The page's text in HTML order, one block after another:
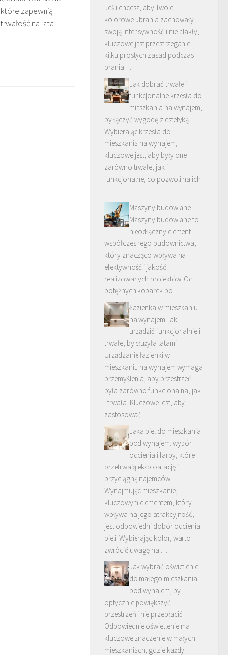
zapewnią
na lata
Jeśli chcesz, aby Twoje
kolorowe ubrania zachowały
swoją intensywność i nie blakły,
kluczowe jest przestrzeganie
kilku prostych zasad podczas
prania. …
Jak dobrać trwałe i
funkcjonalne krzesła do
mieszkania na wynajem,
by łączyć wygodę z estetyką
Wybierając krzesła do
mieszkania na wynajem,
kluczowe jest, aby były one
zarówno trwałe, jak i
funkcjonalne, co pozwoli na ich
…
Maszyny budowlane
Maszyny budowlane to
nieodłączny element
współczesnego budownictwa,
który znacząco wpływa na
efektywność i jakość
realizowanych projektów. Od
potężnych koparek po …
Łazienka w mieszkaniu
na wynajem: jak
urządzić funkcjonalnie i
trwałe, by służyła latami
Urządzanie łazienki w
mieszkaniu na wynajem wymaga
przemyślenia, aby przestrzeń
była zarówno funkcjonalna, jak
i trwała. Kluczowe jest, aby
zastosować …
Jaka biel do mieszkania
pod wynajem: wybór
odcienia i farby, które
przetrwają eksploatację i
przyciągną najemców
Wynajmując mieszkanie,
kluczowym elementem, który
wpływa na jego atrakcyjność,
jest odpowiedni dobór odcienia
bieli. Wybierając kolor, warto
zwrócić uwagę na …
Jak wybrać oświetlenie
do małego mieszkania
pod wynajem, by
optycznie powiększyć
przestrzeń i nie przepłacić
Odpowiednie oświetlenie ma
kluczowe znaczenie w małych
mieszkaniach, gdzie każdy